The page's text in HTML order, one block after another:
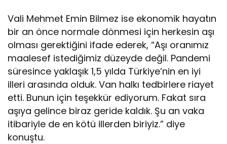
Vali Mehmet Emin Bilmez ise ekonomik hayatın
bir an önce normale dönmesi için herkesin aşı
olması gerektiğini ifade ederek, “Aşı oranımız
maalesef istediğimiz düzeyde değil. Pandemi
süresince yaklaşık 1,5 yılda Türkiye’nin en iyi
illeri arasında olduk. Van halkı tedbirlere riayet
etti. Bunun için teşekkür ediyorum. Fakat sıra
aşıya gelince biraz geride kaldık. Şu an vaka
itibariyle de en kötü illerden biriyiz.” diye
konuştu.